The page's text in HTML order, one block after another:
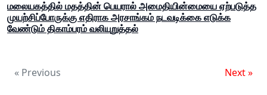
மலையகத்தில் மதத்தின் பெயரால் அமைதியின்மையை ஏற்படுத்த
முயற்சிப்போருக்கு எதிராக அரசாங்கம் நடவடிக்கை எடுக்க
வேண்டும் திகாம்பரம் வலியுறுத்தல்
« Previous Next »